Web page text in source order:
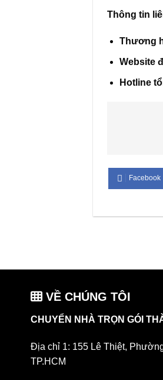
Thông tin
Thương
Website
Hotline
Facebook
VỀ CHÚNG TÔI
CHUYỂN NHÀ TRỌN GÓI
Địa chỉ 1: 155 Lê Thiệt,
TP.HCM